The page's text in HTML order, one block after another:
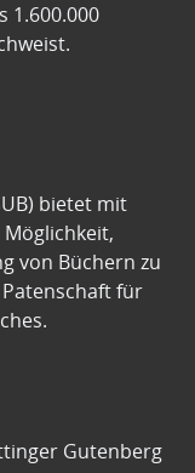
1.600.000
bietet mit
Möglichkeit,
von Büchern zu
für
Gutenberg